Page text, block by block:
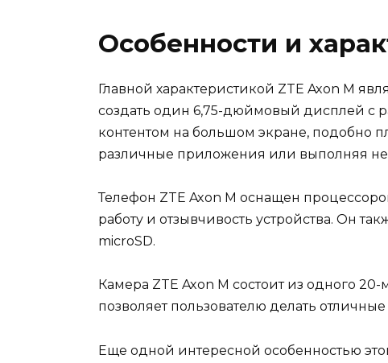
Особенности и
Главной характеристикой ZTE Axon M
создать один 6,75-дюймовый дисплей с
контентом на большом экране, подобно
различные приложения или выполняя
Телефон ZTE Axon M оснащен
работу и отзывчивость устройства. Он
microSD.
Камера ZTE Axon M состоит из одного
позволяет пользователю делать
Еще одной интересной особенностью